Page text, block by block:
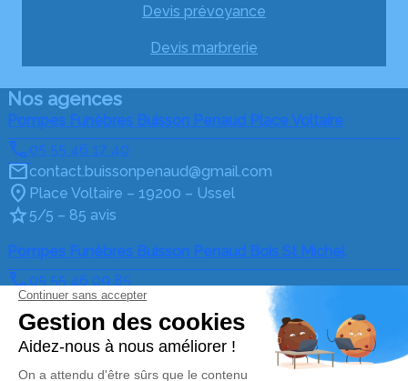
Devis prévoyance
Devis marbrerie
Nos agences
Pompes Funèbres Buisson Penaud Place Voltaire
05 55 46 17 40
contact.buissonpenaud@gmail.com
Place Voltaire – 19200 – Ussel
5/5 – 85 avis
Pompes Funèbres Buisson Penaud Bois St Michel
05 55 46 09 85
contact.buissonpenaud@gmail.com
Parc d'activité du Bois Saint-Michel – 19200 – Ussel
4.9/5 – 133 avis
Nos Services Liens utiles